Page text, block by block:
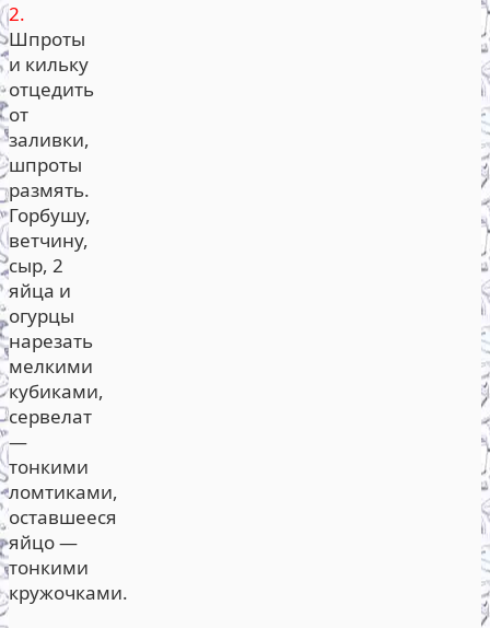
2.
Шпроты
и кильку
отцедить
от
заливки,
шпроты
размять.
Горбушу,
ветчину,
сыр, 2
яйца и
огурцы
нарезать
мелкими
кубиками,
сервелат
—
тонкими
ломтиками,
оставшееся
яйцо —
тонкими
кружочками.